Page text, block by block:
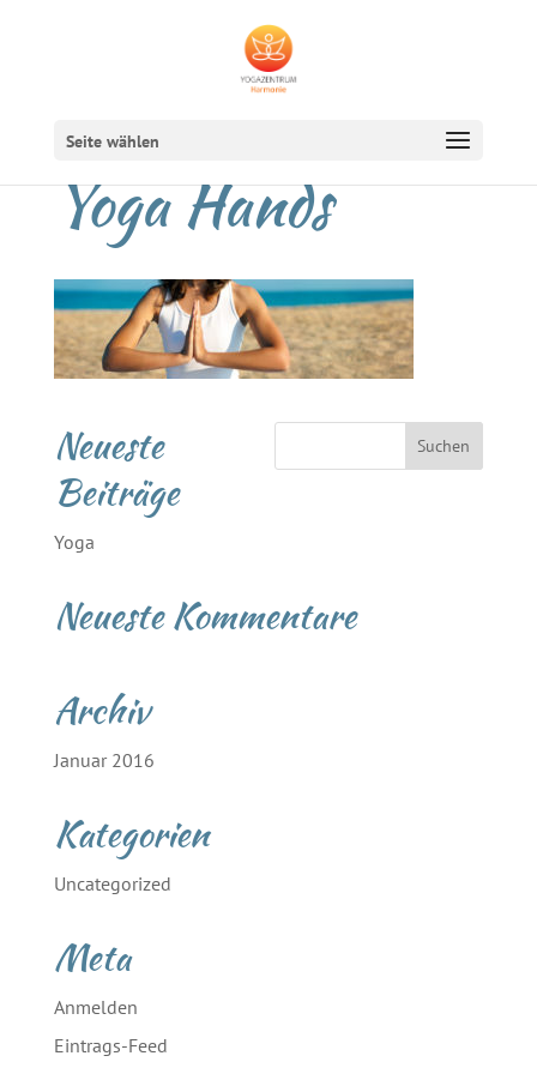
Seite wählen
Yoga Hands
Neueste
Beiträge
Yoga
Neueste Kommentare
Archiv
Januar 2016
Kategorien
Uncategorized
Meta
Anmelden
Eintrags-Feed